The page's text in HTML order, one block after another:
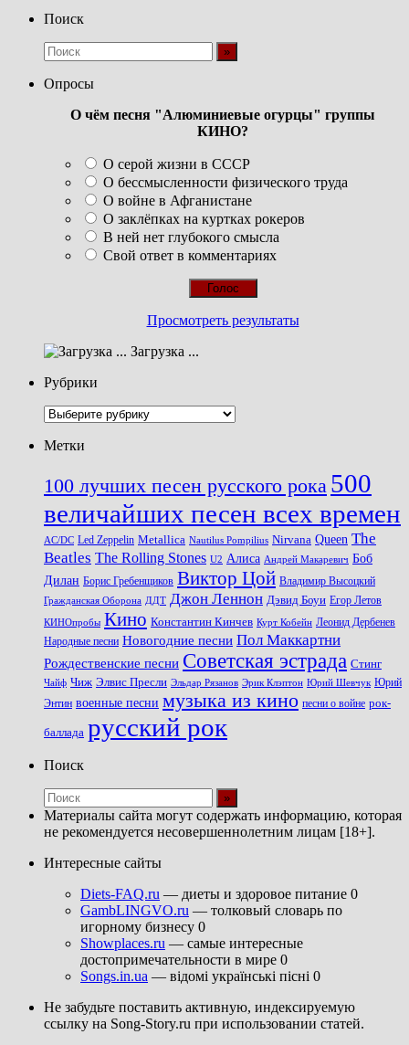
Поиск
Опросы
О чём песня "Алюминиевые огурцы" группы
КИНО?
О серой жизни в СССР
О бессмысленности физического труда
О войне в Афганистане
О заклёпках на куртках рокеров
В ней нет глубокого смысла
Свой ответ в комментариях
Просмотреть результаты
Загрузка ...
Рубрики
Рубрики
Метки
100 лучших песен русского рока 500
величайших песен всех времен
AC/DC Led Zeppelin Metallica Nautilus Pompilius Nirvana Queen The
Beatles The Rolling Stones U2 Алиса Андрей Макаревич Боб
Дилан Борис Гребенщиков Виктор Цой Владимир Высоцкий
Гражданская Оборона ДДТ Джон Леннон Дэвид Боуи Егор Летов
КИНОпробы Кино Константин Кинчев Курт Кобейн Леонид Дербенев
Народные песни Новогодние песни Пол Маккартни
Рождественские песни Советская эстрада Стинг
Чайф Чиж Элвис Пресли Эльдар Рязанов Эрик Клэптон Юрий Шевчук Юрий
Энтин военные песни музыка из кино песни о войне рок-
баллада русский рок
Поиск
Материалы сайта могут содержать информацию, которая
не рекомендуется несовершеннолетним лицам [18+].
Интересные сайты
Diets-FAQ.ru — диеты и здоровое питание 0
GambLINGVO.ru — толковый словарь по
игорному бизнесу 0
Showplaces.ru — самые интересные
достопримечательности в мире 0
Songs.in.ua — відомі українські пісні 0
Не забудьте поставить активную, индексируемую
ссылку на Song-Story.ru при использовании статей.